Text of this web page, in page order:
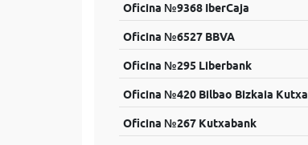
Oficina №9368 IberCaja
Oficina №6527 BBVA
Oficina №295 Liberbank
Oficina №420 Bilbao Bizkaia Kutxa
Oficina №267 Kutxabank